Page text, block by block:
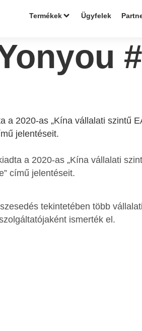
Termékek Ügyfelek
2020-as „Kína vállalati szintű
jelentéseit.
a 2020-as „Kína vállalati
című jelentéseit.
tekintetében több
ismerték el.